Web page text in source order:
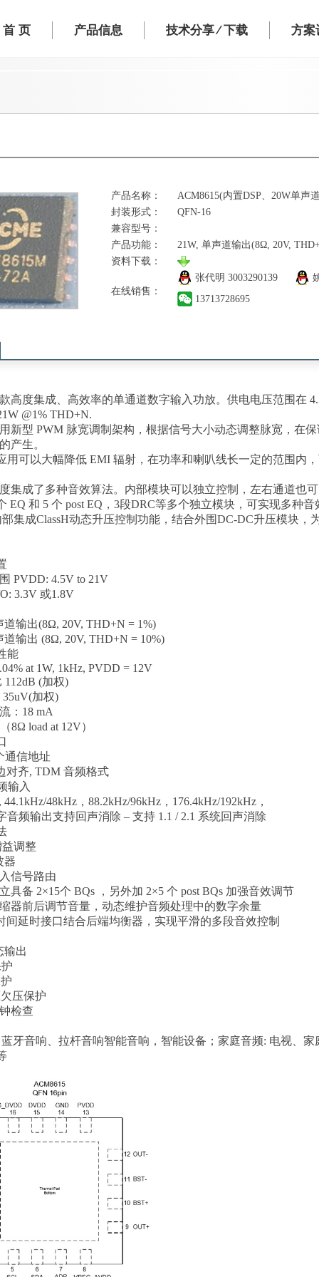
首 页 产品信息 技术分享 ⁄ 下载 方案
产品名称：
ACM8615(内置DSP、20W单声
封装形式：
QFN-16
兼容型号：
产品功能：
21W, 单声道输出(8Ω, 20V,
资料下载：
在线销售：
张代明 3003290139
13713728695
高度集成、高效率的单通道数字输入功放。供电电压范围在
@1% THD+N.
新型 PWM 脉宽调制架构，根据信号大小动态调整脉宽，在
产生。
用可以大幅降低 EMI 辐射，在功率和喇叭线长一定的范围内
集成了多种音效算法。内部模块可以独立控制，左右通道也
EQ 和 5 个 post EQ，3段DRC等多个独立模块，可实现多种
集成ClassH动态升压控制功能，结合外围DC-DC升压模块
PVDD: 4.5V to 21V
3.3V 或1.8V
道输出(8Ω, 20V, THD+N = 1%)
道输出 (8Ω, 20V, THD+N = 10%)
能
at 1W, 1kHz, PVDD = 12V
112dB (加权)
加权)
：18 mA
8Ω load at 12V）
通信地址
对齐, TDM 音频格式
输入
48kHz，88.2kHz/96kHz，176.4kHz/192kHz，
音频输出支持回声消除 – 支持 1.1 / 2.1 系统回声消除
调整
器
信号路由
具备 2×15个 BQs ，另外加 2×5 个 post BQs 加强音效调节
器前后调节音量，动态维护音频处理中的数字余量
间延时接口结合后端均衡器，实现平滑的多段音效控制
输出
压保护
检查
牙音响、拉杆音响智能音响，智能设备； 家庭音频: 电视、家